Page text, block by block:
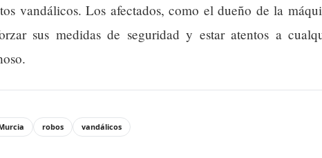
vandálicos. Los afectados, como el dueño de la
sus medidas de seguridad y estar atentos a
robos vandálicos